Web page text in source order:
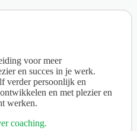
voor meer
en succes in je werk.
verder persoonlijk en
en met plezier en
werken.
coaching.